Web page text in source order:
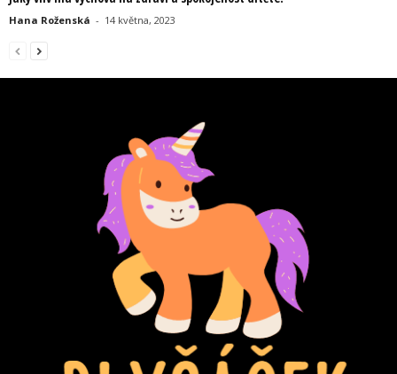
Hana Roženská - 14 května, 2023